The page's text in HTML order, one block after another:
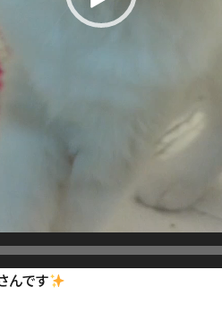
んです